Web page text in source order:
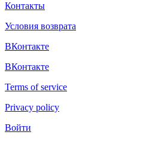
Контакты
Условия возврата
ВКонтакте
ВКонтакте
Terms of service
Privacy policy
Войти